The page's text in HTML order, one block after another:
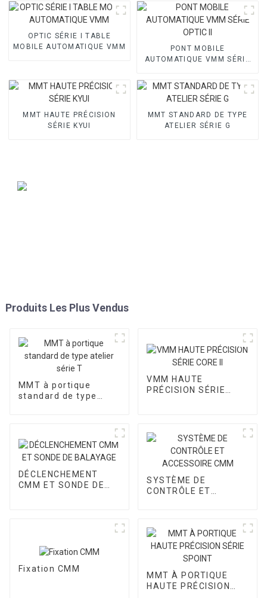
OPTIC SÉRIE I TABLE
MOBILE AUTOMATIQUE VMM
PONT MOBILE
AUTOMATIQUE VMM SÉRIE
MMT HAUTE PRÉCISION
SÉRIE KYUI
MMT STANDARD DE TYPE
ATELIER SÉRIE G
Produits Les Plus Vendus
MMT à portique
standard de type
VMM HAUTE
PRÉCISION SÉRIE
DÉCLENCHEMENT
CMM ET SONDE DE
SYSTÈME DE
CONTRÔLE ET
Fixation CMM
MMT À PORTIQUE
HAUTE PRÉCISION